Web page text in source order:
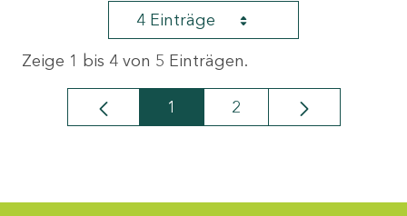
4 Einträge
Zeige 1 bis 4 von 5 Einträgen.
Seite
1 Seite
2